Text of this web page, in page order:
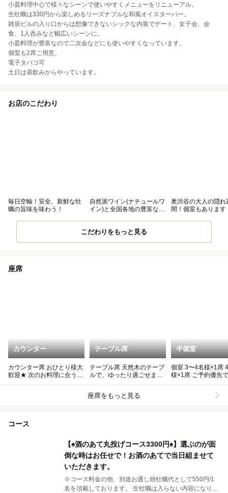
小皿料理中心で様々なシーンで使いやすくメニューをリニューアル。
生牡蠣は330円から楽しめるリーズナブルな和風オイスターバー。
雑居ビルの入り口からは想像できないシックな内装でデート、女子会、会
食、1人呑みなど幅広いシーンに。
小皿料理が豊富なので二次会などにも使いやすくなっています。
個室も2席ご用意。
電子タバコ可
土日は昼飲みからやっています。
お店のこだわり
毎日空輸！安全、新鮮な牡
蠣の旨味を味わう！
自然派ワイン(ナチュールワ
イン)と全国各地の豊富な日
奥渋谷の大人の隠れ
間！個室もあります
こだわりをもっと見る
座席
カウンター
カウンター席 おひとり様大
歓迎★ 次のお料理に合うお
テーブル席
テーブル席 天然木のテーブ
ルで、ゆったり過ごせま
半個室
個室 3〜4名様×1席 4〜6名
様×1席 ご予約優先でご案内
座席をもっと見る
コース
【♠︎酒のあて丸投げコース3300円♠︎】選ぶのが面
倒な時はお任せで！お酒のあてで当日組ませて
いただきます。
※コース料金の他、別途お通し焼牡蠣代として550円/1
名を頂戴しております。 生牡蠣は入らない内容になりま